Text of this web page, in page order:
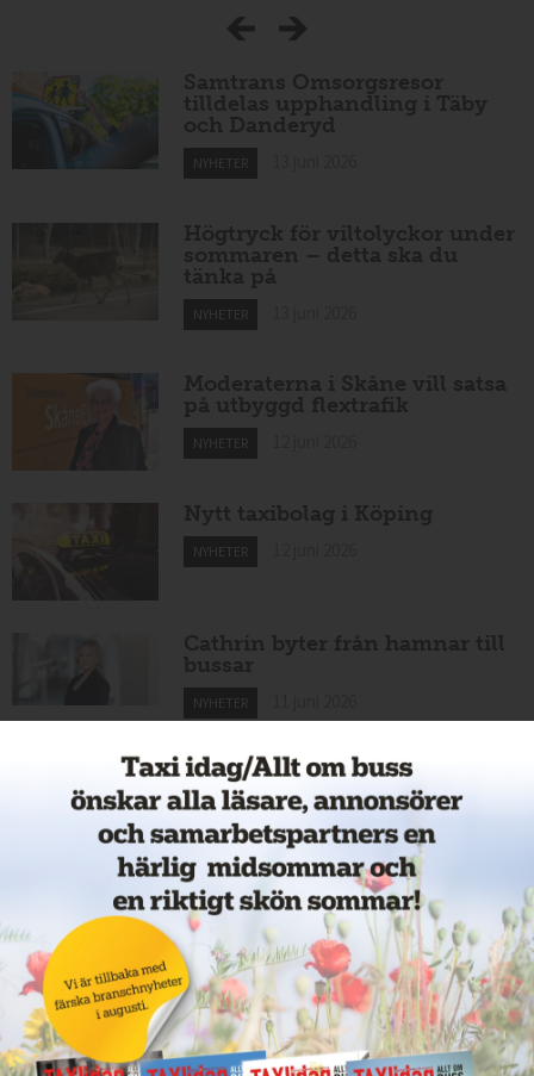
Samtrans Omsorgsresor
tilldelas upphandling i Täby
och Danderyd
NYHETER
Högtryck för viltolyckor under
sommaren – detta ska du
tänka på
NYHETER
Moderaterna i Skåne vill satsa
på utbyggd flextrafik
NYHETER
Nytt taxibolag i Köping
NYHETER
Cathrin byter från hamnar till
bussar
NYHETER
Nytt taxiföretag i Sigtuna
NYHETER 11 juni 2026
Nytt taxibolag i Borlänge
NYHETER 11 juni 2026
Taxibommar fick inte avsedd
effekt vid Lund C